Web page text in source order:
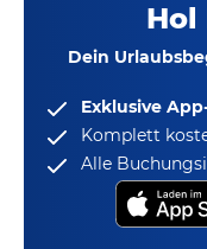
Hol
Dein
Exklusive
Komplett
Alle